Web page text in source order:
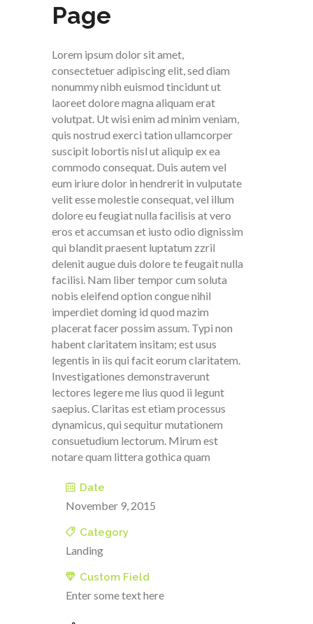
Page
Lorem ipsum dolor sit amet,
consectetuer adipiscing elit, sed diam
nonummy nibh euismod tincidunt ut
laoreet dolore magna aliquam erat
volutpat. Ut wisi enim ad minim veniam,
quis nostrud exerci tation ullamcorper
suscipit lobortis nisl ut aliquip ex ea
commodo consequat. Duis autem vel
eum iriure dolor in hendrerit in vulputate
velit esse molestie consequat, vel illum
dolore eu feugiat nulla facilisis at vero
eros et accumsan et iusto odio dignissim
qui blandit praesent luptatum zzril
delenit augue duis dolore te feugait nulla
facilisi. Nam liber tempor cum soluta
nobis eleifend option congue nihil
imperdiet doming id quod mazim
placerat facer possim assum. Typi non
habent claritatem insitam; est usus
legentis in iis qui facit eorum claritatem.
Investigationes demonstraverunt
lectores legere me lius quod ii legunt
saepius. Claritas est etiam processus
dynamicus, qui sequitur mutationem
consuetudium lectorum. Mirum est
notare quam littera gothica quam
Date
November 9, 2015
Category
Landing
Custom Field
Enter some text here